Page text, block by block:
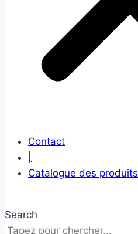
Contact
Catalogue des produits
Search